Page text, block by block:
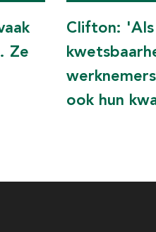
Ze
Clifton:
ook hun